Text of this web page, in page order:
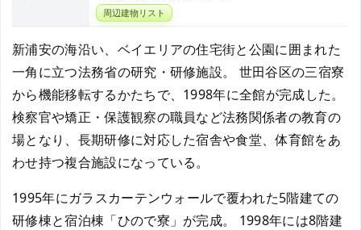
周辺建物リスト
新浦安の海沿い、ベイエリアの住宅街と公園に囲まれた
一角に立つ法務省の研究・研修施設。 世田谷区の三宿寮
から機能移転するかたちで、1998年に全館が完成した。
検察官や矯正・保護観察の職員など法務関係者の教育の
場となり、長期研修に対応した宿舎や食堂、体育館をあ
わせ持つ複合施設になっている。
1995年にガラスカーテンウォールで覆われた5階建ての
研修棟と宿泊棟「ひので寮」が完成。 1998年には8階建